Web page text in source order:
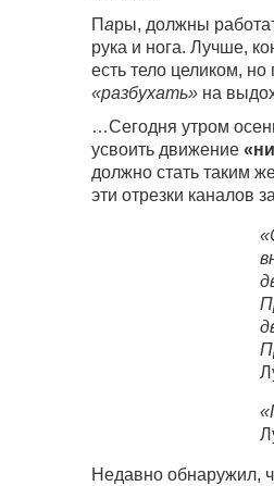
Пары, должны
рука и нога. Лучше,
есть тело целиком,
«разбухать» на
…Сегодня утром
усвоить движение
должно стать таким
эти отрезки каналов
Недавно обнаружил,